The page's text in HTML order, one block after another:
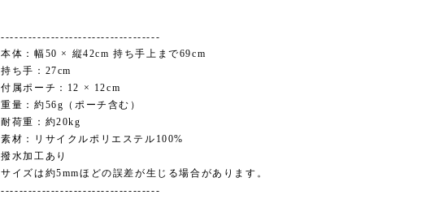
-----------------------------------
本体：幅50 × 縦42cm 持ち手上まで69cm
持ち手：27cm
付属ポーチ：12 × 12cm
重量：約56g（ポーチ含む）
耐荷重：約20kg
素材：リサイクルポリエステル100%
撥水加工あり
サイズは約5mmほどの誤差が生じる場合があります。
-----------------------------------